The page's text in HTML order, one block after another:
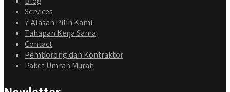
Services
7 Alasan Pilih Kami
Tahapan Kerja Sama
Contact
Pemborong dan Kontraktor
Paket Umrah Murah